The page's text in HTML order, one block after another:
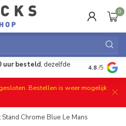
0
uur besteld, dezelfde Gratis
4.8 /5
Bestellen is weer mogelijk
Chrome Blue Le Mans